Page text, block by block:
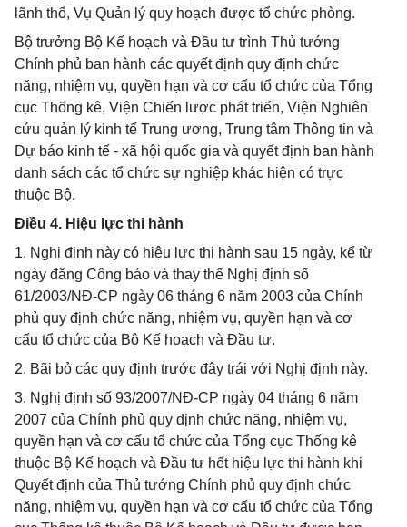
lãnh thổ, Vụ Quản lý quy hoạch được tổ chức phòng.
Bộ trưởng Bộ Kế hoạch và Đầu tư trình Thủ tướng
Chính phủ ban hành các quyết định quy định chức
năng, nhiệm vụ, quyền hạn và cơ cấu tổ chức của Tổng
cục Thống kê, Viện Chiến lược phát triển, Viện Nghiên
cứu quản lý kinh tế Trung ương, Trung tâm Thông tin và
Dự báo kinh tế - xã hội quốc gia và quyết định ban hành
danh sách các tổ chức sự nghiệp khác hiện có trực
thuộc Bộ.
Điều 4. Hiệu lực thi hành
1. Nghị định này có hiệu lực thi hành sau 15 ngày, kể từ
ngày đăng Công báo và thay thế Nghị định số
61/2003/NĐ-CP ngày 06 tháng 6 năm 2003 của Chính
phủ quy định chức năng, nhiệm vụ, quyền hạn và cơ
cấu tổ chức của Bộ Kế hoạch và Đầu tư.
2. Bãi bỏ các quy định trước đây trái với Nghị định này.
3. Nghị định số 93/2007/NĐ-CP ngày 04 tháng 6 năm
2007 của Chính phủ quy định chức năng, nhiệm vụ,
quyền hạn và cơ cấu tổ chức của Tổng cục Thống kê
thuộc Bộ Kế hoạch và Đầu tư hết hiệu lực thi hành khi
Quyết định của Thủ tướng Chính phủ quy định chức
năng, nhiệm vụ, quyền hạn và cơ cấu tổ chức của Tổng